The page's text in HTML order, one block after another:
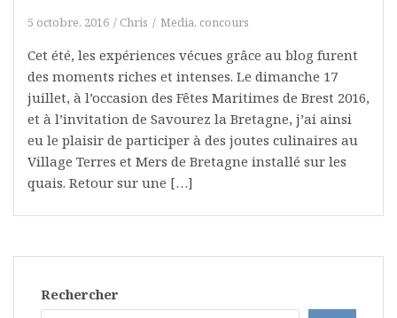
5 octobre, 2016 Chris Media, concours
Cet été, les expériences vécues grâce au blog furent
des moments riches et intenses. Le dimanche 17
juillet, à l’occasion des Fêtes Maritimes de Brest 2016,
et à l’invitation de Savourez la Bretagne, j’ai ainsi
eu le plaisir de participer à des joutes culinaires au
Village Terres et Mers de Bretagne installé sur les
quais. Retour sur une […]
Rechercher